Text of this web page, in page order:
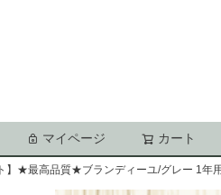
マイページ カート
】★最高品質★ブランディーユ/グレー 1年用